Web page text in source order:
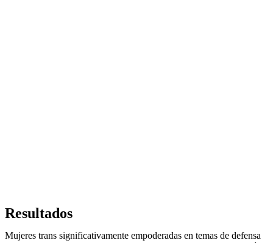
Resultados
Mujeres trans significativamente empoderadas en temas de defensa